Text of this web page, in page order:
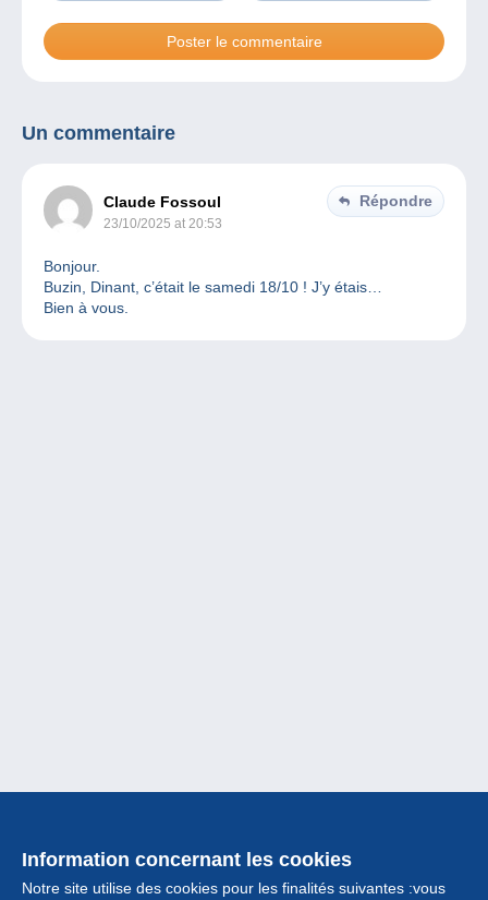
Un commentaire
Claude Fossoul
23/10/2025 at 20:53
Répondre
Bonjour.
Buzin, Dinant, c’était le samedi 18/10 ! J’y étais…
Bien à vous.
Information concernant les cookies
Notre site utilise des cookies pour les finalités suivantes :vous